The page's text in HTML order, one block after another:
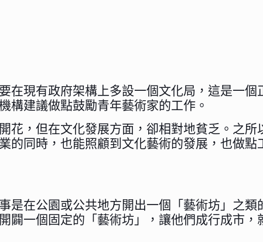
在現有政府架構上多設一個文化局，這是一
構建議做點鼓勵青年藝術家的工作。
花，但在文化發展方面，卻相對地貧乏。之
的同時，也能照顧到文化藝術的發展，也做
是在公園或公共地方開出一個「藝術坊」之
闢一個固定的「藝術坊」，讓他們成行成市，